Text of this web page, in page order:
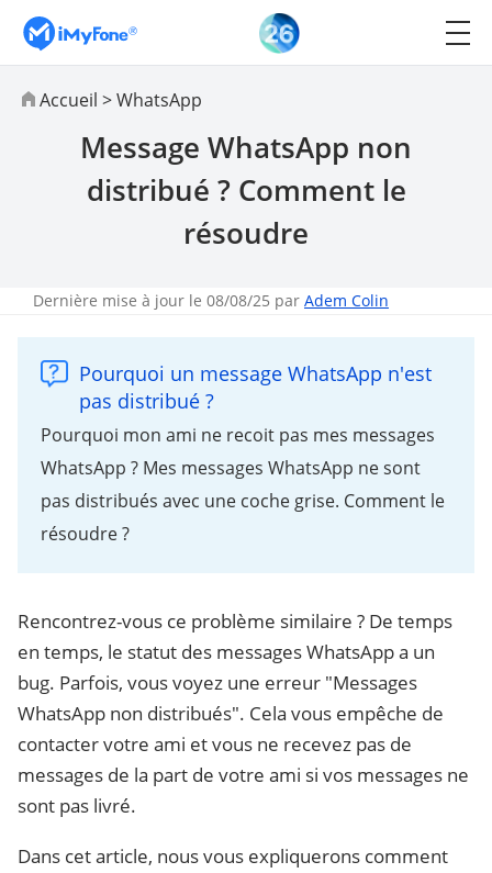
Accueil >WhatsApp
Message WhatsApp non
distribué ? Comment le
résoudre
Dernière mise à jour le 08/08/25 par Adem Colin
Pourquoi un message WhatsApp n'est
pas distribué ?
Pourquoi mon ami ne recoit pas mes messages
WhatsApp ? Mes messages WhatsApp ne sont
pas distribués avec une coche grise. Comment le
résoudre ?
Rencontrez-vous ce problème similaire ? De temps
en temps, le statut des messages WhatsApp a un
bug. Parfois, vous voyez une erreur "Messages
WhatsApp non distribués". Cela vous empêche de
contacter votre ami et vous ne recevez pas de
messages de la part de votre ami si vos messages ne
sont pas livré.
Dans cet article, nous vous expliquerons comment